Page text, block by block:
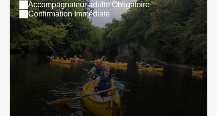
Accompagnateur adulte Obligatoire
Confirmation Immédiate